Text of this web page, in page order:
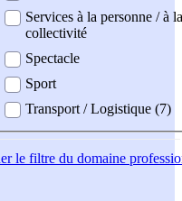
Services à la personne / à la
collectivité
Spectacle
Sport
Transport / Logistique (7)
le filtre du domaine